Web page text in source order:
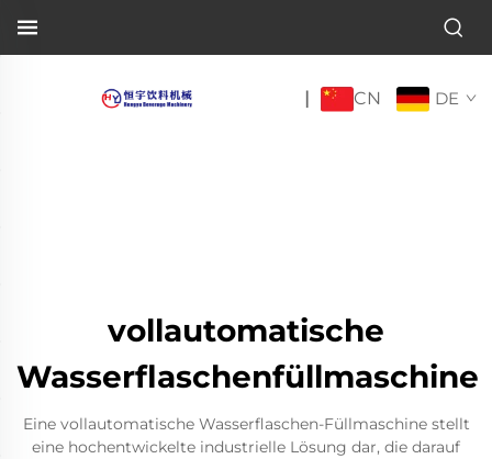
| CN DE
vollautomatische
Wasserflaschenfüllmaschine
Eine vollautomatische Wasserflaschen-Füllmaschine stellt
eine hochentwickelte industrielle Lösung dar, die darauf